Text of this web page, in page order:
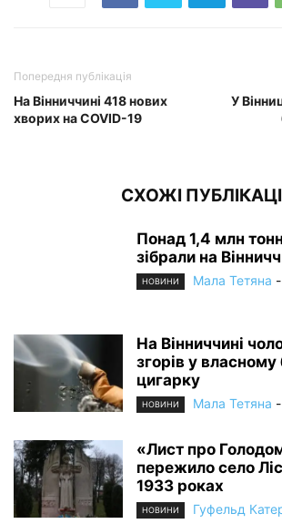
Попередня публікація
На Вінниччині 418 нових
хворих на COVID-19
У
СХОЖІ
Понад 1,4 млн
зібрали на
НОВИНИ Мала Тетяна -
На Вінниччині
згорів у
цигарку
НОВИНИ Мала Тетяна -
«Лист про
пережило село
1933 роках
НОВИНИ Гуфельд